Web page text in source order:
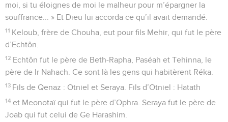
moi, si tu éloignes de moi le malheur pour m’épargner la
souffrance... » Et Dieu lui accorda ce qu’il avait demandé.
11 Keloub, frère de Chouha, eut pour fils Mehir, qui fut le père
d’Echtôn.
12 Echtôn fut le père de Beth-Rapha, Paséah et Tehinna, le
père de Ir Nahach. Ce sont là les gens qui habitèrent Réka.
13 Fils de Qenaz : Otniel et Seraya. Fils d’Otniel : Hatath
14 et Meonotaï qui fut le père d’Ophra. Seraya fut le père de
Joab qui fut celui de Ge Harashim.